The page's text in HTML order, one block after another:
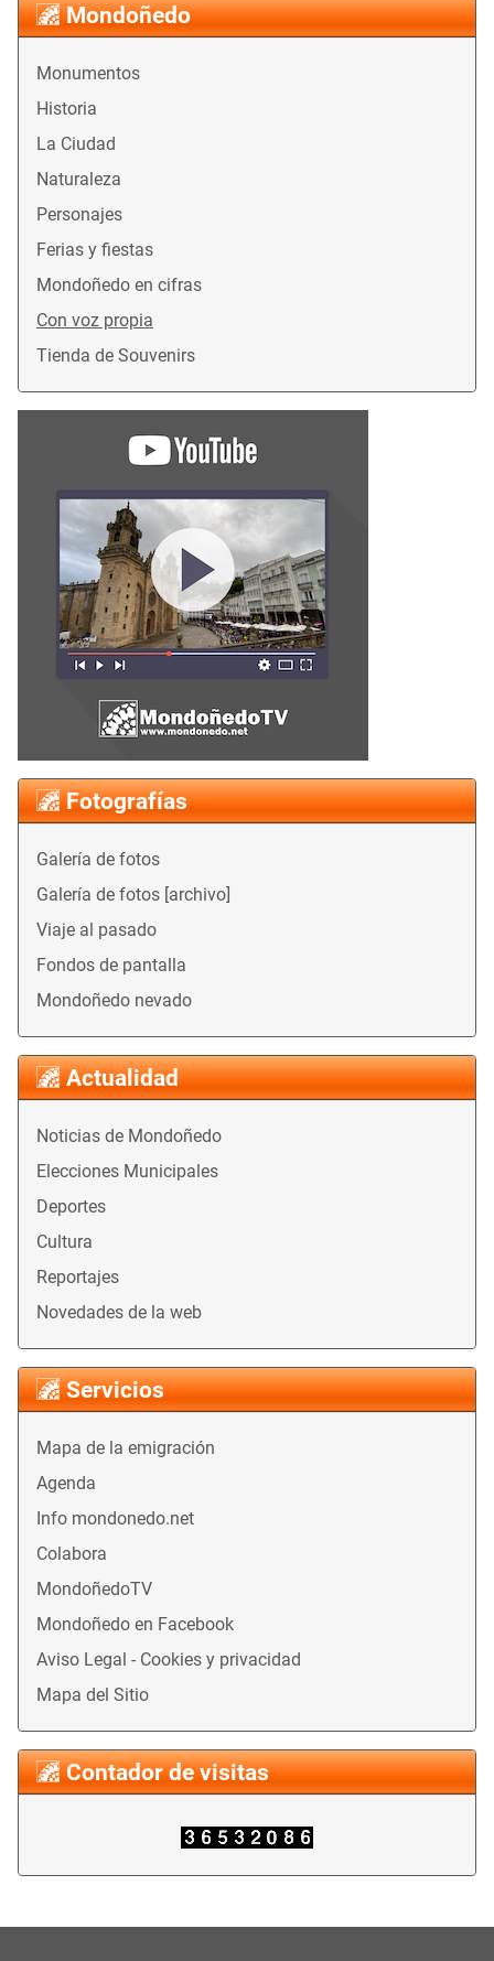
Mondoñedo
Monumentos
Historia
La Ciudad
Naturaleza
Personajes
Ferias y fiestas
Mondoñedo en cifras
Con voz propia
Tienda de Souvenirs
Fotografías
Galería de fotos
Galería de fotos [archivo]
Viaje al pasado
Fondos de pantalla
Mondoñedo nevado
Actualidad
Noticias de Mondoñedo
Elecciones Municipales
Deportes
Cultura
Reportajes
Novedades de la web
Servicios
Mapa de la emigración
Agenda
Info mondonedo.net
Colabora
MondoñedoTV
Mondoñedo en Facebook
Aviso Legal - Cookies y privacidad
Mapa del Sitio
Contador de visitas